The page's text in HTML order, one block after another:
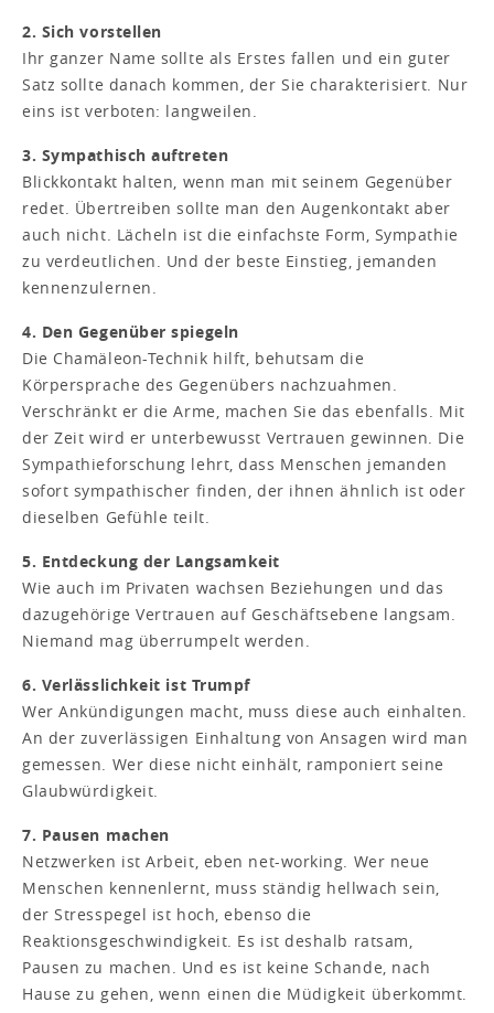
2. Sich vorstellen
Ihr ganzer Name sollte als Erstes fallen und ein guter
Satz sollte danach kommen, der Sie charakterisiert. Nur
eins ist verboten: langweilen.
3. Sympathisch auftreten
Blickkontakt halten, wenn man mit seinem Gegenüber
redet. Übertreiben sollte man den Augenkontakt aber
auch nicht. Lächeln ist die einfachste Form, Sympathie
zu verdeutlichen. Und der beste Einstieg, jemanden
kennenzu­lernen.
4. Den Gegenüber spiegeln
Die Chamäleon-Technik hilft, behutsam die
Körpersprache des Gegenübers nachzuahmen.
Verschränkt er die Arme, machen Sie das ebenfalls. Mit
der Zeit wird er unterbewusst Vertrauen gewinnen. Die
Sympathieforschung lehrt, dass Menschen jemanden
sofort sympathischer finden, der ihnen ähnlich ist oder
dieselben Gefühle teilt.
5. Entdeckung der Langsamkeit
Wie auch im Privaten wachsen Beziehungen und das
dazugehörige Vertrauen auf Geschäftsebene langsam.
Niemand mag überrumpelt werden.
6. Verlässlichkeit ist Trumpf
Wer Ankündigungen macht, muss diese auch einhalten.
An der zuverlässigen Einhaltung von Ansagen wird man
gemessen. Wer diese nicht einhält, ramponiert seine
Glaubwürdigkeit.
7. Pausen machen
Netzwerken ist Arbeit, eben net-working. Wer neue
Menschen kennenlernt, muss ständig hellwach sein,
der Stresspegel ist hoch, ebenso die
Reaktionsgeschwindigkeit. Es ist deshalb ratsam,
Pausen zu machen. Und es ist keine Schande, nach
Hause zu gehen, wenn einen die Müdigkeit überkommt.